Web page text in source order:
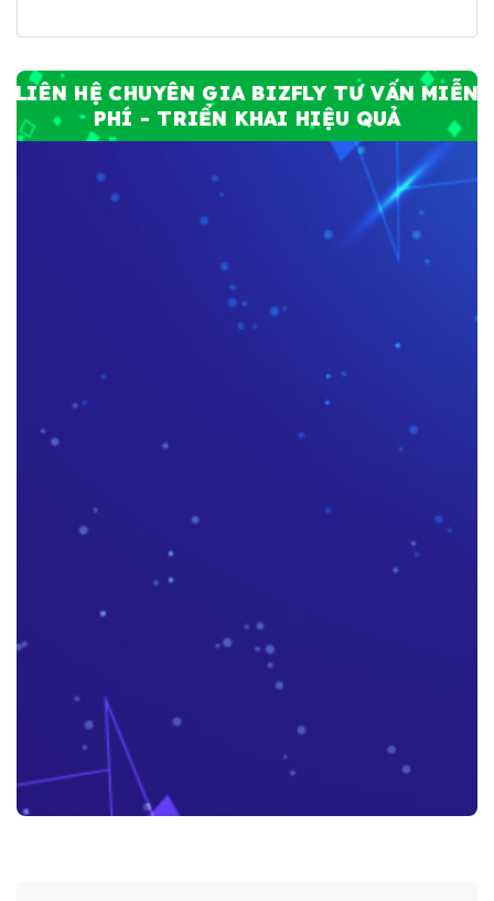
LIÊN HỆ CHUYÊN GIA BIZFLY TƯ VẤN MIỄN
PHÍ - TRIỂN KHAI HIỆU QUẢ